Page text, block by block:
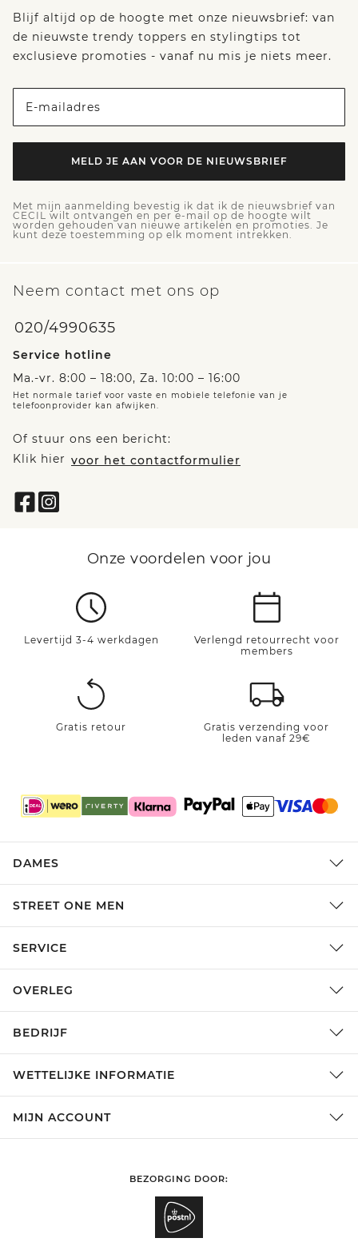
Blijf altijd op de hoogte met onze nieuwsbrief: van
de nieuwste trendy toppers en stylingtips tot
exclusieve promoties - vanaf nu mis je niets meer.
E-mailadres
MELD JE AAN VOOR DE NIEUWSBRIEF
Met mijn aanmelding bevestig ik dat ik de nieuwsbrief van
CECIL wilt ontvangen en per e-mail op de hoogte wilt
worden gehouden van nieuwe artikelen en promoties. Je
kunt deze toestemming op elk moment intrekken.
Neem contact met ons op
020/4990635
Service hotline
Ma.-vr. 8:00 – 18:00, Za. 10:00 – 16:00
Het normale tarief voor vaste en mobiele telefonie van je
telefoonprovider kan afwijken.
Of stuur ons een bericht:
Klik hier voor het contactformulier
Onze voordelen voor jou
Levertijd 3-4 werkdagen
Verlengd retourrecht voor
members
Gratis retour
Gratis verzending voor
leden vanaf 29€
DAMES
STREET ONE MEN
SERVICE
OVERLEG
BEDRIJF
WETTELIJKE INFORMATIE
MIJN ACCOUNT
BEZORGING DOOR: